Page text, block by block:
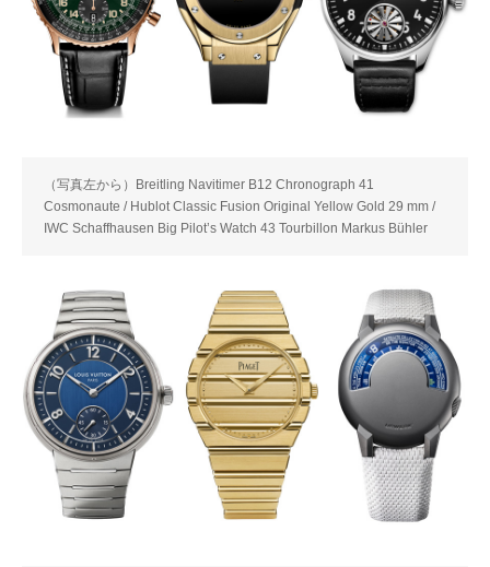
（写真左から）Breitling Navitimer B12 Chronograph 41
Cosmonaute / Hublot Classic Fusion Original Yellow Gold 29 mm /
IWC Schaffhausen Big Pilot’s Watch 43 Tourbillon Markus Bühler